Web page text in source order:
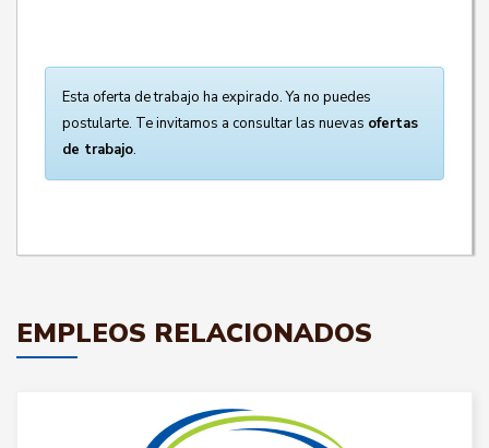
Esta oferta de trabajo ha expirado. Ya no puedes
postularte. Te invitamos a consultar las nuevas ofertas
de trabajo.
EMPLEOS RELACIONADOS